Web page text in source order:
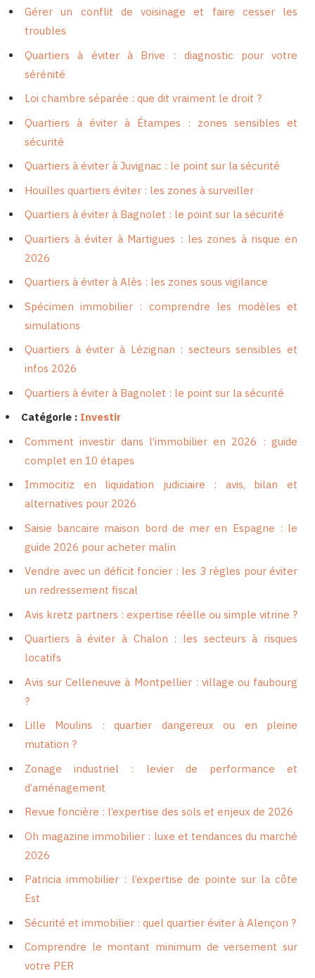
Gérer un conflit de voisinage et faire cesser les
troubles
Quartiers à éviter à Brive : diagnostic pour votre
sérénité
Loi chambre séparée : que dit vraiment le droit ?
Quartiers à éviter à Étampes : zones sensibles et
sécurité
Quartiers à éviter à Juvignac : le point sur la sécurité
Houilles quartiers éviter : les zones à surveiller
Quartiers à éviter à Bagnolet : le point sur la sécurité
Quartiers à éviter à Martigues : les zones à risque en
2026
Quartiers à éviter à Alès : les zones sous vigilance
Spécimen immobilier : comprendre les modèles et
simulations
Quartiers à éviter à Lézignan : secteurs sensibles et
infos 2026
Quartiers à éviter à Bagnolet : le point sur la sécurité
Catégorie : Investir
Comment investir dans l’immobilier en 2026 : guide
complet en 10 étapes
Immocitiz en liquidation judiciaire : avis, bilan et
alternatives pour 2026
Saisie bancaire maison bord de mer en Espagne : le
guide 2026 pour acheter malin
Vendre avec un déficit foncier : les 3 règles pour éviter
un redressement fiscal
Avis kretz partners : expertise réelle ou simple vitrine ?
Quartiers à éviter à Chalon : les secteurs à risques
locatifs
Avis sur Celleneuve à Montpellier : village ou faubourg
?
Lille Moulins : quartier dangereux ou en pleine
mutation ?
Zonage industriel : levier de performance et
d’aménagement
Revue foncière : l’expertise des sols et enjeux de 2026
Oh magazine immobilier : luxe et tendances du marché
2026
Patricia immobilier : l’expertise de pointe sur la côte
Est
Sécurité et immobilier : quel quartier éviter à Alençon ?
Comprendre le montant minimum de versement sur
votre PER